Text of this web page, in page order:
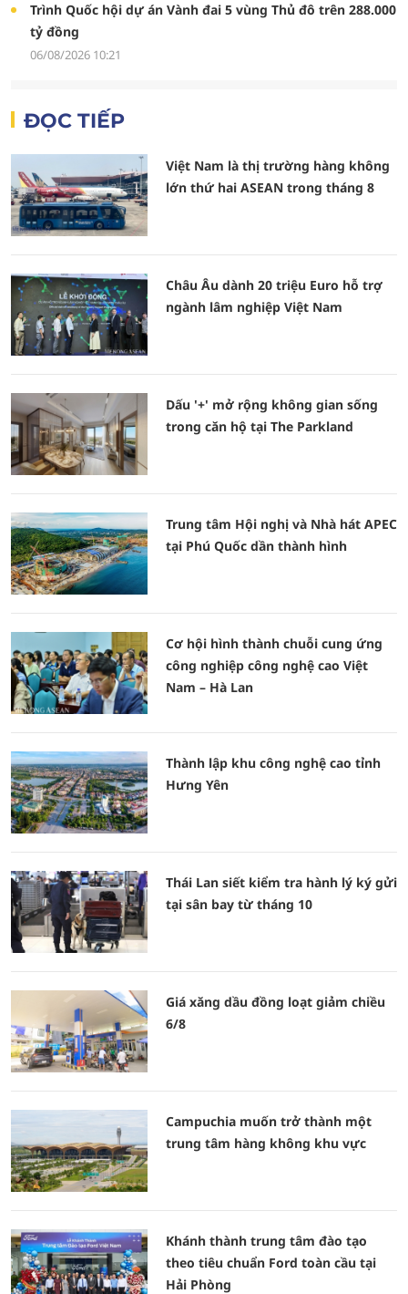
Trình Quốc hội dự án Vành đai 5 vùng Thủ đô trên 288.000
tỷ đồng
06/08/2026 10:21
ĐỌC TIẾP
Việt Nam là thị trường hàng không
lớn thứ hai ASEAN trong tháng 8
Châu Âu dành 20 triệu Euro hỗ trợ
ngành lâm nghiệp Việt Nam
Dấu '+' mở rộng không gian sống
trong căn hộ tại The Parkland
Trung tâm Hội nghị và Nhà hát APEC
tại Phú Quốc dần thành hình
Cơ hội hình thành chuỗi cung ứng
công nghiệp công nghệ cao Việt
Nam – Hà Lan
Thành lập khu công nghệ cao tỉnh
Hưng Yên
Thái Lan siết kiểm tra hành lý ký gửi
tại sân bay từ tháng 10
Giá xăng dầu đồng loạt giảm chiều
6/8
Campuchia muốn trở thành một
trung tâm hàng không khu vực
Khánh thành trung tâm đào tạo
theo tiêu chuẩn Ford toàn cầu tại
Hải Phòng